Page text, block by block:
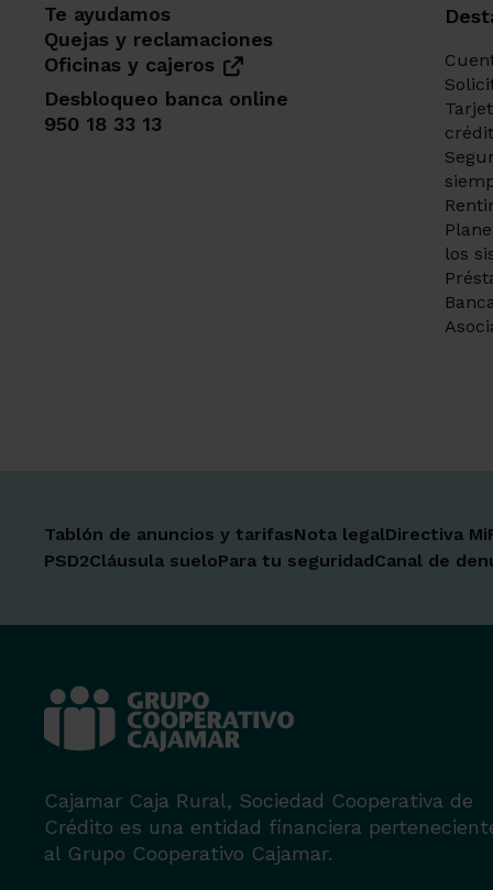
Te ayudamos
Quejas y reclamaciones
Oficinas y cajeros
Desbloqueo banca online
950 18 33 13
los
Tablón de anuncios y tarifasNota legalDirectiva
PSD2Cláusula sueloPara tu seguridadCanal de
Cajamar Caja Rural, Sociedad Cooperativa de
Crédito es una entidad financiera
al Grupo Cooperativo Cajamar.